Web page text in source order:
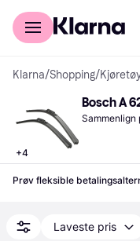
For kunder
Klarna/Shopping/
+4
Bosch A
Sammenlign
Prøv fleksible
Laveste pris